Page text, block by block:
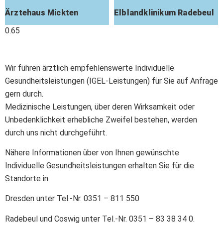
Ärztehaus Mickten Elblandklinikum Radebeul
Wir führen ärztlich empfehlenswerte Individuelle
Gesundheitsleistungen (IGEL-Leistungen) für Sie auf Anfrage
gern durch.
Medizinische Leistungen, über deren Wirksamkeit oder
Unbedenklichkeit erhebliche Zweifel bestehen, werden
durch uns nicht durchgeführt.
Nähere Informationen über von Ihnen gewünschte
Individuelle Gesundheitsleistungen erhalten Sie für die
Standorte in
Dresden unter Tel.-Nr. 0351 – 811 550
Radebeul und Coswig unter Tel.-Nr. 0351 – 83 38 34 0.